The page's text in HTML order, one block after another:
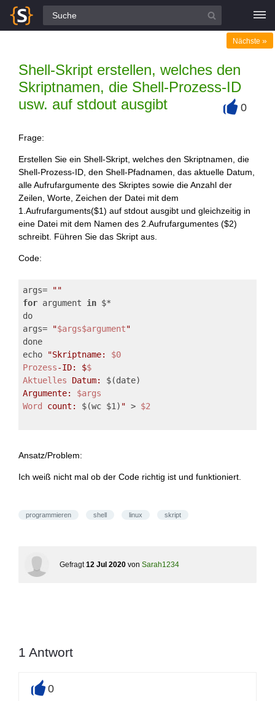
Alle Fragen
Shell-Skript erstellen, welches den
Skriptnamen, die Shell-Prozess-ID
usw. auf stdout ausgibt
Nächste »
0
Frage:
Erstellen Sie ein Shell-Skript, welches den Skriptnamen, die
Shell-Prozess-ID, den Shell-Pfadnamen, das aktuelle Datum,
alle Aufrufargumente des Skriptes sowie die Anzahl der
Zeilen, Worte, Zeichen der Datei mit dem
1.Aufrufarguments($1) auf stdout ausgibt und gleichzeitig in
eine Datei mit dem Namen des 2.Aufrufargumentes ($2)
schreibt. Führen Sie das Skript aus.
Code:
args=
""
for argument in $*
do
args=
"$args$argument"
done
echo
"Skriptname: $0
Prozess-ID: $$
Aktuelles Datum: $(date)
Argumente: $args
Word
count: $(wc $1) " > $2
Ansatz/Problem:
Ich weiß nicht mal ob der Code richtig ist und funktioniert.
programmieren shell linux skript
Gefragt 12 Jul 2020 von Sarah1234
1 Antwort
0